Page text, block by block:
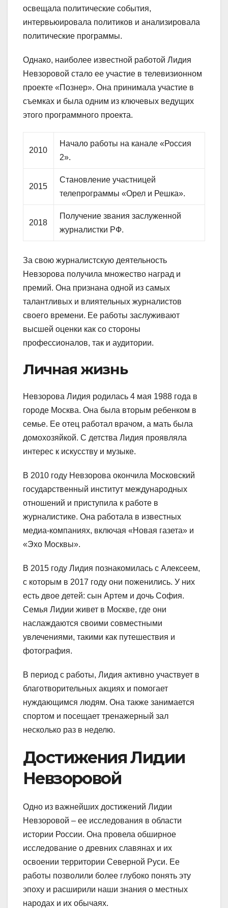
освещала политические события,
интервьюировала политиков и анализировала
политические программы.
Однако, наиболее известной работой Лидия
Невзоровой стало ее участие в телевизионном
проекте «Познер». Она принимала участие в
съемках и была одним из ключевых ведущих
этого программного проекта.
2010
Начало работы на канале «Россия
2».
2015
Становление участницей
телепрограммы «Орел и Решка».
2018
Получение звания заслуженной
журналистки РФ.
За свою журналистскую деятельность
Невзорова получила множество наград и
премий. Она признана одной из самых
талантливых и влиятельных журналистов
своего времени. Ее работы заслуживают
высшей оценки как со стороны
профессионалов, так и аудитории.
Личная жизнь
Невзорова Лидия родилась 4 мая 1988 года в
городе Москва. Она была вторым ребенком в
семье. Ее отец работал врачом, а мать была
домохозяйкой. С детства Лидия проявляла
интерес к искусству и музыке.
В 2010 году Невзорова окончила Московский
государственный институт международных
отношений и приступила к работе в
журналистике. Она работала в известных
медиа-компаниях, включая «Новая газета» и
«Эхо Москвы».
В 2015 году Лидия познакомилась с Алексеем,
с которым в 2017 году они поженились. У них
есть двое детей: сын Артем и дочь София.
Семья Лидии живет в Москве, где они
наслаждаются своими совместными
увлечениями, такими как путешествия и
фотография.
В период с работы, Лидия активно участвует в
благотворительных акциях и помогает
нуждающимся людям. Она также занимается
спортом и посещает тренажерный зал
несколько раз в неделю.
Достижения Лидии
Невзоровой
Одно из важнейших достижений Лидии
Невзоровой – ее исследования в области
истории России. Она провела обширное
исследование о древних славянах и их
освоении территории Северной Руси. Ее
работы позволили более глубоко понять эту
эпоху и расширили наши знания о местных
народах и их обычаях.